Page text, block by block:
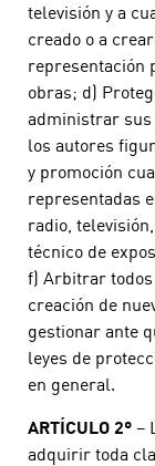
televisión y a
creado o a
representación
obras; d)
administrar sus
los autores
y promoción
representadas
radio,
técnico de
f) Arbitrar
creación de
gestionar ante
leyes de
en general.
ARTÍCULO 2º –
adquirir toda